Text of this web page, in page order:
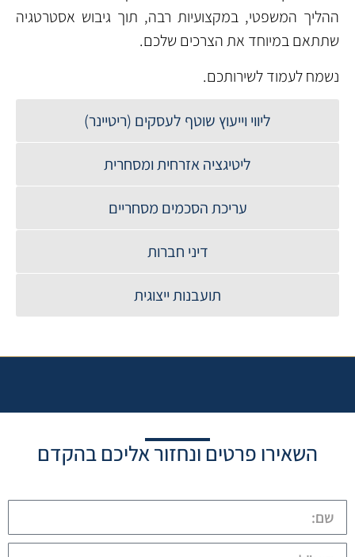
ליווי וייעוץ שוטף לעסקים (ריטיינר)
ליטיגציה אזרחית ומסחרית
עריכת הסכמים מסחריים
דיני חברות
תועבנות ייצוגית
ההליך המשפטי, במקצועיות רבה, תוך גיבוש אסטרטגיה
שתתאם במיוחד את הצרכים שלכם.
נשמח לעמוד לשירותכם.
השאירו פרטים ונחזור אליכם בהקדם